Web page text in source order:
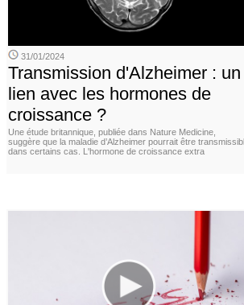
31/01/2024
Transmission d'Alzheimer : un
lien avec les hormones de
croissance ?
Une étude britannique, publiée dans Nature Medicine,
suggère que la maladie d’Alzheimer pourrait être
dans certains cas. L'hormone de croissance extra